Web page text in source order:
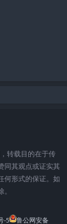
转载目的在于传
同其观点或证实其
何形式的保证。如
-5 鲁公网安备